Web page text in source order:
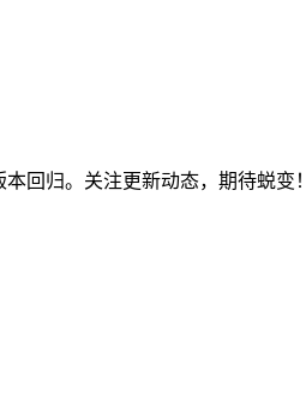
回归。关注更新动态，期待蜕变！